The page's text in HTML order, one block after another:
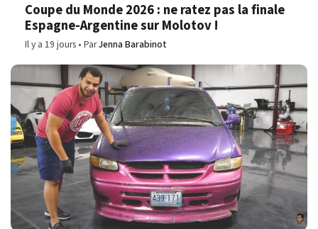
Coupe du Monde 2026 : ne ratez pas la finale
Espagne-Argentine sur Molotov !
Il y a 19 jours ParJenna Barabinot